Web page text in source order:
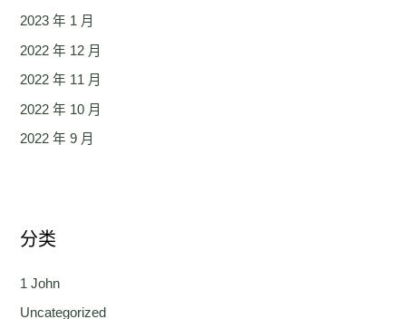
2023 年 1 月
2022 年 12 月
2022 年 11 月
2022 年 10 月
2022 年 9 月
分类
1 John
Uncategorized